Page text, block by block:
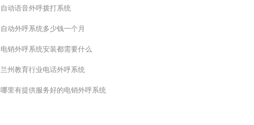
自动语音外呼拨打系统
自动外呼系统多少钱一个月
电销外呼系统安装都需要什么
兰州教育行业电话外呼系统
哪里有提供服务好的电销外呼系统